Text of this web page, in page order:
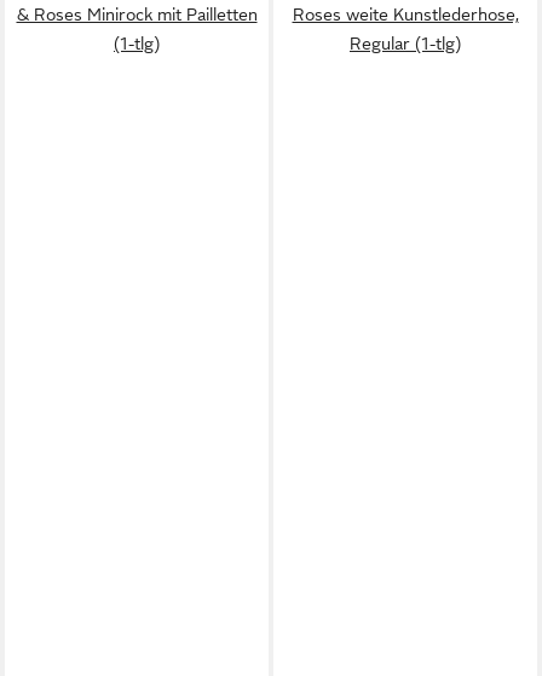
& Roses Minirock mit Pailletten
(1-tlg)
Roses weite Kunstlederhose,
Regular (1-tlg)